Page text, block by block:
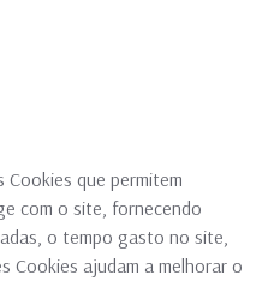
Cookies que permitem
com o site, fornecendo
o tempo gasto no site,
Cookies ajudam a melhorar o